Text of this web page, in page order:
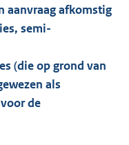
aanvraag afkomstig
semi-
(die op grond van
als
de